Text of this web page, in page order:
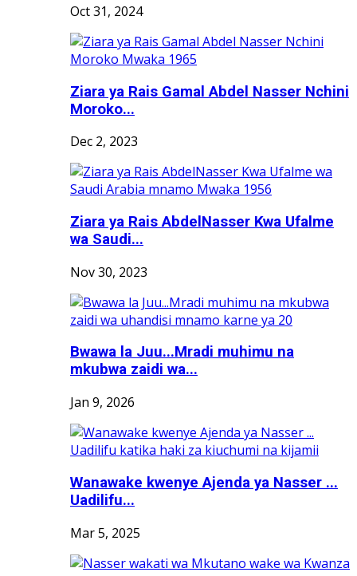
Oct 31, 2024
Ziara ya Rais Gamal Abdel Nasser Nchini
Moroko...
Dec 2, 2023
Ziara ya Rais AbdelNasser Kwa Ufalme
wa Saudi...
Nov 30, 2023
Bwawa la Juu...Mradi muhimu na
mkubwa zaidi wa...
Jan 9, 2026
Wanawake kwenye Ajenda ya Nasser ...
Uadilifu...
Mar 5, 2025